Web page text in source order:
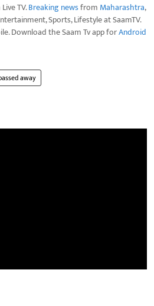
TV.Breaking newsfrom Maharashtra,
Sports, Lifestyle at SaamTV.
Download the Saam Tv app forAndroid
away